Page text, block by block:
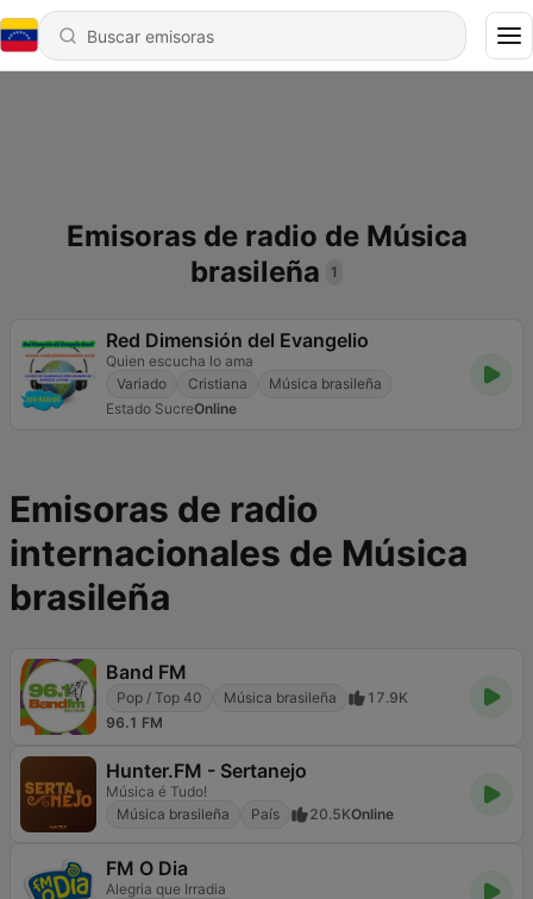
Emisoras de radio de Música
brasileña
1
Red Dimensión del Evangelio
Quien escucha lo ama
Variado
Cristiana
Música brasileña
Estado SucreOnline
Emisoras de radio
internacionales de Música
brasileña
Band FM
Pop / Top 40 Música brasileña
17.9K
96.1 FM
Hunter.FM - Sertanejo
Música é Tudo!
Música brasileña
País 20.5KOnline
FM O Dia
Alegria que Irradia